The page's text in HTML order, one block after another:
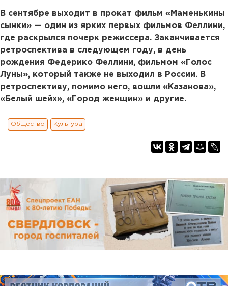
В сентябре выходит в прокат фильм «Маменькины
сынки» — один из ярких первых фильмов Феллини,
где раскрылся почерк режиссера. Заканчивается
ретроспектива в следующем году, в день
рождения Федерико Феллини, фильмом «Голос
Луны», который также не выходил в России. В
ретроспективу, помимо него, вошли «Казанова»,
«Белый шейх», «Город женщин» и другие.
Общество Культура